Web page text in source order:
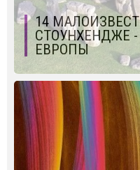
14
СТОУНХЕНДЖЕ
ЕВРОПЫ